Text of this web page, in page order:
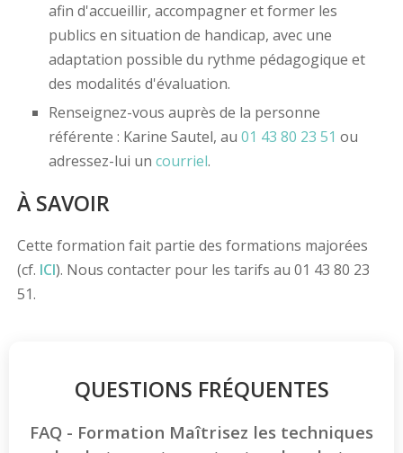
afin d'accueillir, accompagner et former les
publics en situation de handicap, avec une
adaptation possible du rythme pédagogique et
des modalités d'évaluation.
Renseignez-vous auprès de la personne
référente : Karine Sautel, au 01 43 80 23 51 ou
adressez-lui un courriel.
À SAVOIR
Cette formation fait partie des formations majorées
(cf. ICI). Nous contacter pour les tarifs au 01 43 80 23
51.
QUESTIONS FRÉQUENTES
FAQ - Formation Maîtrisez les techniques